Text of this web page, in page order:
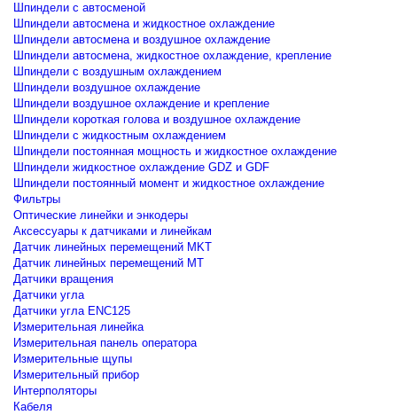
Шпиндели с автосменой
Шпиндели автосмена и жидкостное охлаждение
Шпиндели автосмена и воздушное охлаждение
Шпиндели автосмена, жидкостное охлаждение, крепление
Шпиндели с воздушным охлаждением
Шпиндели воздушное охлаждение
Шпиндели воздушное охлаждение и крепление
Шпиндели короткая голова и воздушное охлаждение
Шпиндели с жидкостным охлаждением
Шпиндели постоянная мощность и жидкостное охлаждение
Шпиндели жидкостное охлаждение GDZ и GDF
Шпиндели постоянный момент и жидкостное охлаждение
Фильтры
Оптические линейки и энкодеры
Аксессуары к датчиками и линейкам
Датчик линейных перемещений MKT
Датчик линейных перемещений MT
Датчики вращения
Датчики угла
Датчики угла ENC125
Измерительная линейка
Измерительная панель оператора
Измерительные щупы
Измерительный прибор
Интерполяторы
Кабеля